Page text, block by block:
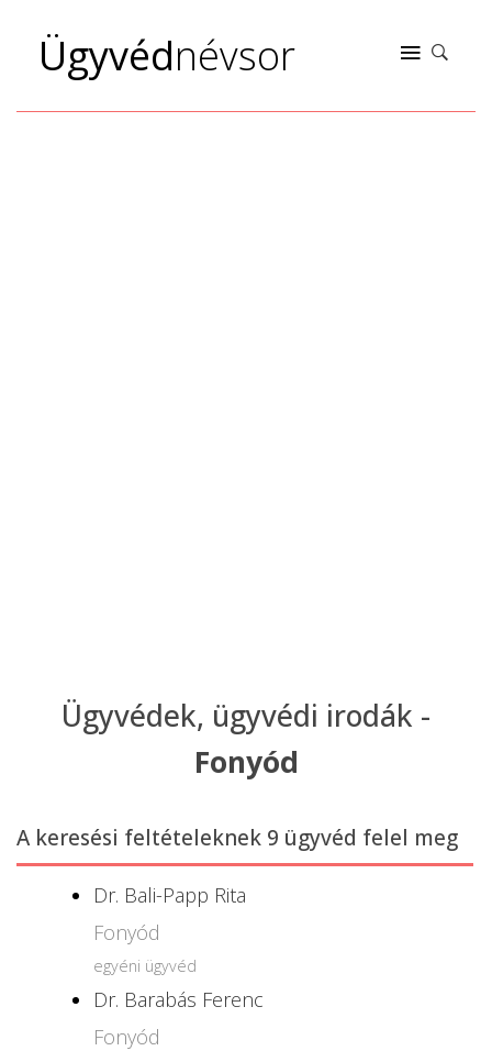
Ügyvédnévsor
Ügyvédek, ügyvédi irodák -
Fonyód
A keresési feltételeknek 9 ügyvéd felel meg
Dr. Bali-Papp Rita
Fonyód
egyéni ügyvéd
Dr. Barabás Ferenc
Fonyód